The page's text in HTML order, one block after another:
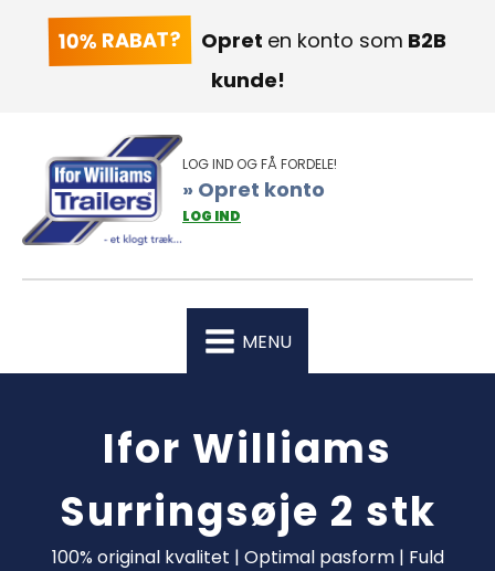
10% RABAT? Opret en konto som B2B
kunde!
LOG IND OG FÅ FORDELE!
» Opret konto
LOG IND
MENU
Ifor Williams
Surringsøje 2 stk
100% original kvalitet | Optimal pasform | Fuld